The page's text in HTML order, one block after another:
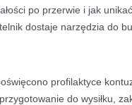
po przerwie i jak
dostaje narzędzia do
profilaktyce
do wysiłku,